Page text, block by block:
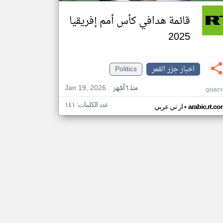
قائمة هدافي كأس أمم إفريقيا
2025
اخبار جزر القمر
Politics
Jan 19, 2026
منذ ٦ أشهر
ار تي عربي• عدد الكلمات: ١٤١